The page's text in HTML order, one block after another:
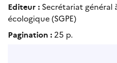
Editeur : Secrétariat
écologique (SGPE)
Pagination : 25 p.